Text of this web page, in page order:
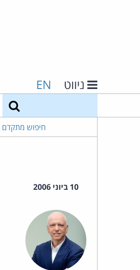
ניווט EN
חיפוש מתקדם
10 ביוני 2006